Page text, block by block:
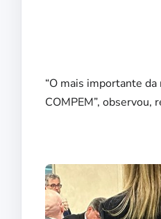
“O mais importante
COMPEM”, observou,